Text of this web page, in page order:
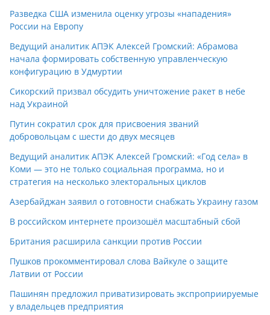
Разведка США изменила оценку угрозы «нападения»
России на Европу
Ведущий аналитик АПЭК Алексей Громский: Абрамова
начала формировать собственную управленческую
конфигурацию в Удмуртии
Сикорский призвал обсудить уничтожение ракет в небе
над Украиной
Путин сократил срок для присвоения званий
добровольцам с шести до двух месяцев
Ведущий аналитик АПЭК Алексей Громский: «Год села» в
Коми — это не только социальная программа, но и
стратегия на несколько электоральных циклов
Азербайджан заявил о готовности снабжать Украину газом
В российском интернете произошёл масштабный сбой
Британия расширила санкции против России
Пушков прокомментировал слова Вайкуле о защите
Латвии от России
Пашинян предложил приватизировать экспроприируемые
у владельцев предприятия